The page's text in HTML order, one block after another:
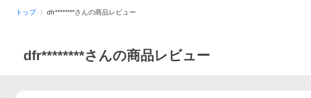
トップ dfr********さんの商品レビュー
dfr********さんの商品レビュー